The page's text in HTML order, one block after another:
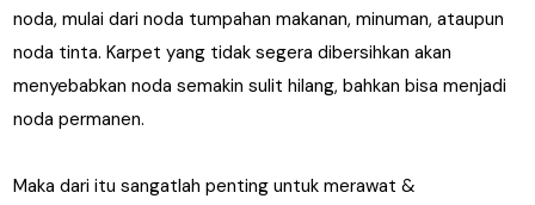
noda, mulai dari noda tumpahan makanan, minuman, ataupun
noda tinta. Karpet yang tidak segera dibersihkan akan
menyebabkan noda semakin sulit hilang, bahkan bisa menjadi
noda permanen.
Maka dari itu sangatlah penting untuk merawat &